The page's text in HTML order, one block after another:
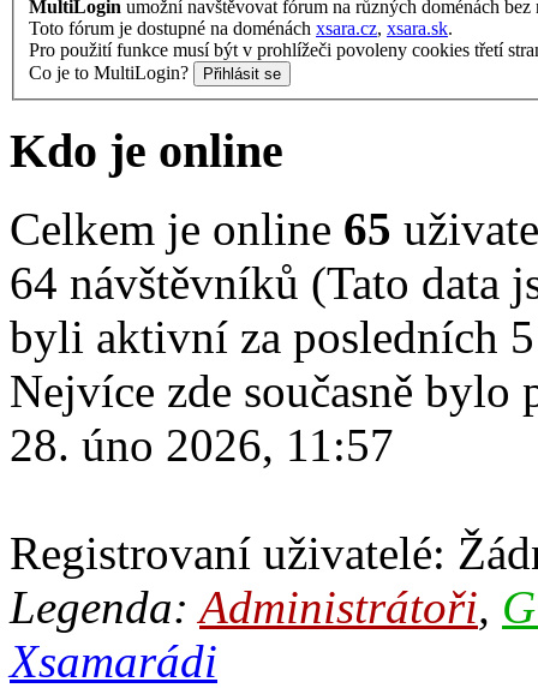
MultiLogin umožní navštěvovat fórum na různých doménách
Toto fórum je dostupné na doménách xsara.cz, xsara.sk.
Pro použití funkce musí být v prohlížeči povoleny cookies třetí
Co je to MultiLogin?
Kdo je online
Celkem je online 65
64 návštěvníků (Tato data
byli aktivní za posledních
Nejvíce zde současně
28. úno 2026, 11:57
Registrovaní uživatelé:
Legenda:Administrátoři,
Xsamarádi